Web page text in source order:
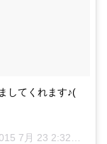
してくれます♪(
7月 23 2:32午前 PDT